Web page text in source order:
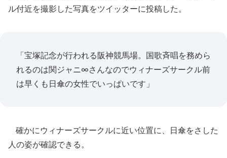
ル付近を撮影した写真をツイッターに投稿した。
「宝塚記念が行われる阪神競馬場。国歌斉唱を務めら
れるのは関ジャニ∞さんなのでウィナーズサークル前
は早くも日傘の女性でいっぱいです」
確かにウィナーズサークルに近い位置に、日傘をさした
人の姿が確認できる。